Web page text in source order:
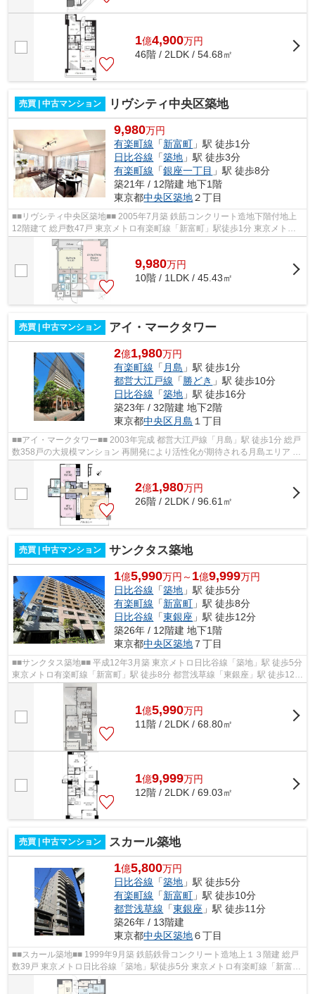
1億4,900万円
46階 / 2LDK / 54.68㎡
売買 | 中古マンション リヴシティ中央区築地
9,980万円
有楽町線 「新富町 」駅 徒歩1分
日比谷線 「築地 」駅 徒歩3分
有楽町線 「銀座一丁目 」駅 徒歩8分
築21年 / 12階建 地下1階
東京都中央区築地２丁目
■■リヴシティ中央区築地■■ 2005年7月築 鉄筋コンクリート造地下階付地上
12階建て 総戸数47戸 東京メトロ有楽町線「新富町」駅徒歩1分 東京メトロ
日比谷線「築地」駅徒歩3分 東京メト...
9,980万円
10階 / 1LDK / 45.43㎡
売買 | 中古マンション アイ・マークタワー
2億1,980万円
有楽町線 「 月島 」駅 徒歩1分
都営大江戸線 「勝どき 」駅 徒歩10分
日比谷線 「築地 」駅 徒歩16分
築23年 / 32階建 地下2階
東京都中央区月島 １丁目
■■アイ・マークタワー■■ 2003年完成 都営大江戸線「月島」駅 徒歩1分 総戸
数358戸の大規模マンション 再開発により活性化が期待される月島エリア 大
理石を基調とした高級感あるロビ...
2億1,980万円
26階 / 2LDK / 96.61㎡
売買 | 中古マンション サンクタス築地
1億5,990万円～ 1億9,999万円
日比谷線 「築地 」駅 徒歩5分
有楽町線 「新富町 」駅 徒歩8分
日比谷線 「東銀座 」駅 徒歩12分
築26年 / 12階建 地下1階
東京都中央区築地 ７丁目
■■サンクタス築地■■ 平成12年3月築 東京メトロ日比谷線「築地」駅 徒歩5分
東京メトロ有楽町線「新富町」駅 徒歩8分 都営浅草線「東銀座」駅 徒歩12分
【ペット飼育】可（体長50 c...
1億5,990万円
11階 / 2LDK / 68.80㎡
1億9,999万円
12階 / 2LDK / 69.03㎡
売買 | 中古マンション スカール築地
1億5,800万円
日比谷線 「築地 」駅 徒歩5分
有楽町線 「新富町 」駅 徒歩10分
都営浅草線 「東銀座 」駅 徒歩11分
築26年 / 13階建
東京都中央区築地６丁目
■■スカール築地■■ 1999年9月築 鉄筋鉄骨コンクリート造地上１３階建 総戸
数39戸 東京メトロ日比谷線「築地」駅徒歩5分 東京メトロ有楽町線「新富
町」駅徒歩10分 東京メトロ日比谷線...